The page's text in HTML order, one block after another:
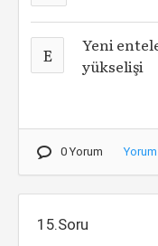
E
Yeni
yükselişi
0 Yorum
15.Soru